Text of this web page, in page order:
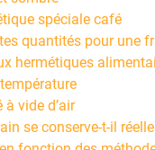
spéciale café
quantités pour une
hermétiques
vide d’air
se conserve-t-il